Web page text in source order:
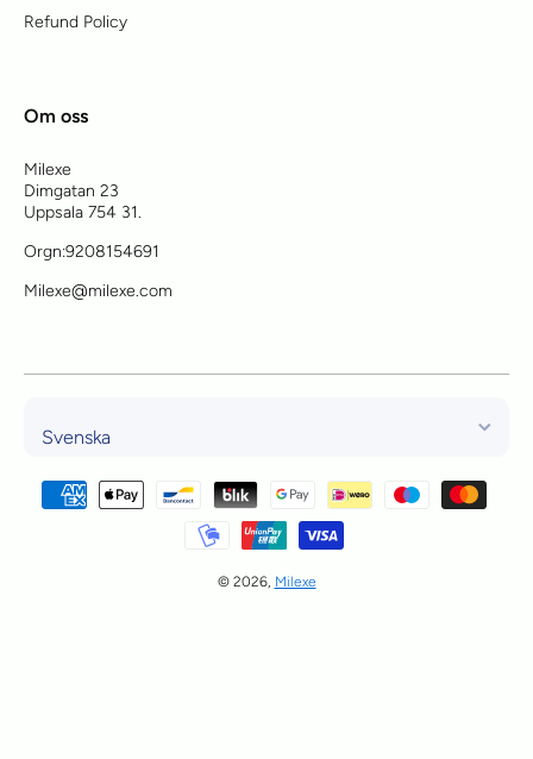
Refund Policy
Om oss
Milexe
Dimgatan 23
Uppsala 754 31.
Orgn:9208154691
Milexe@milexe.com
Svenska
Betalningsmetoder
© 2026, Milexe